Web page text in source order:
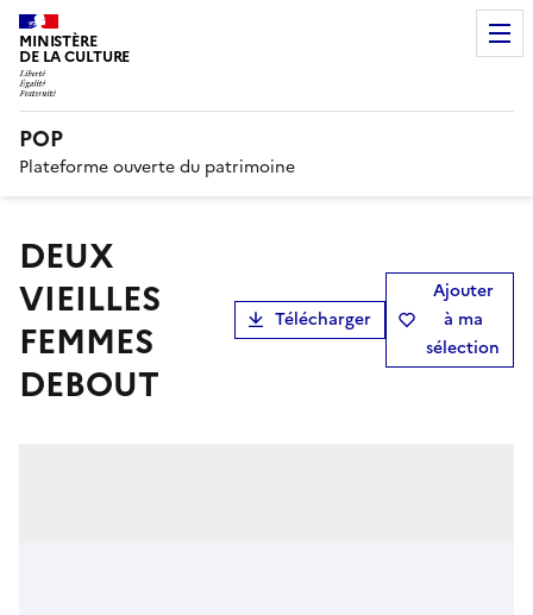
MINISTÈRE
DE LA CULTURE
POP
Plateforme ouverte du patrimoine
DEUX
VIEILLES
FEMMES
DEBOUT
Télécharger
Ajouter
à ma
sélection